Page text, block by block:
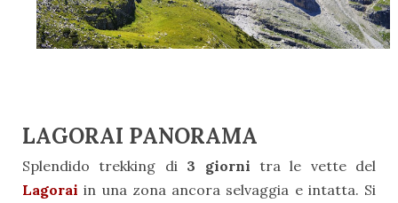
LAGORAI PANORAMA
Splendido trekking di 3 giorni tra le vette del
Lagorai in una zona ancora selvaggia e intatta. Si